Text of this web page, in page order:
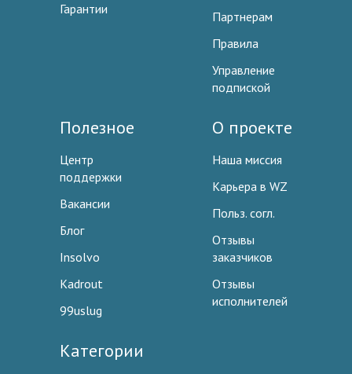
Гарантии
Партнерам
Правила
Управление
подпиской
Полезное
Центр
поддержки
Вакансии
Блог
Insolvo
Kadrout
99uslug
О проекте
Наша миссия
Карьера в WZ
Польз. согл.
Отзывы
заказчиков
Отзывы
исполнителей
Категории